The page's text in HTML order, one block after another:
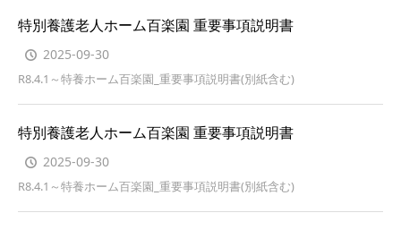
特別養護老人ホーム百楽園 重要事項説明書
2025-09-30
R8.4.1～特養ホーム百楽園_重要事項説明書(別紙含む)
特別養護老人ホーム百楽園 重要事項説明書
2025-09-30
R8.4.1～特養ホーム百楽園_重要事項説明書(別紙含む)